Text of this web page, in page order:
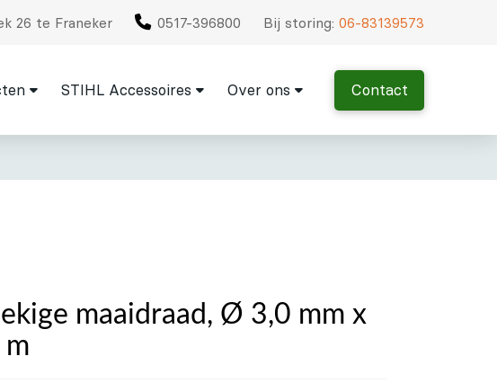
26 te Franeker 0517-396800 Bij storing:06-83139573
STIHL Accessoires Over ons Contact
maaidraad, Ø 3,0 mm x